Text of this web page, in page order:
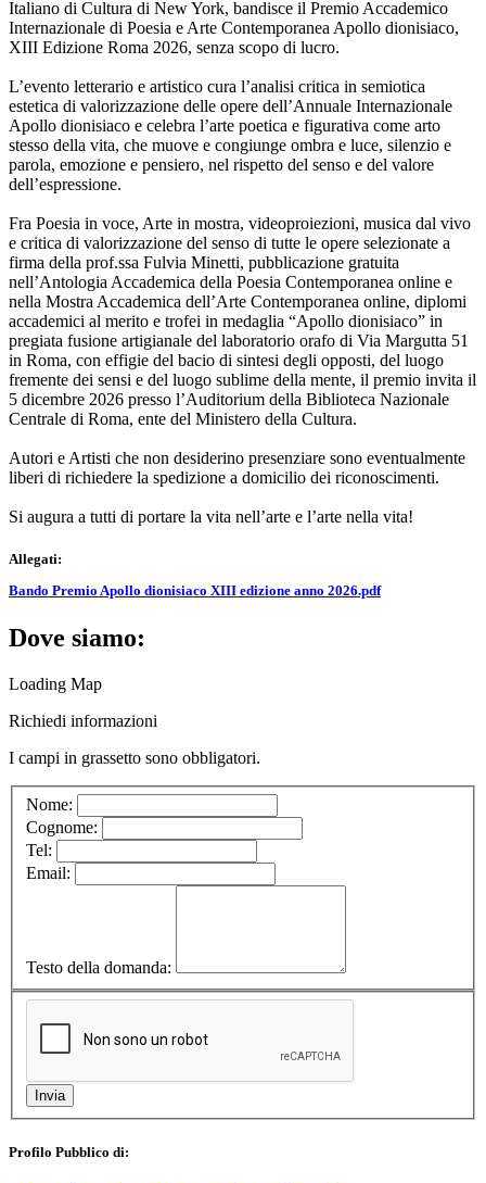
Italiano di Cultura di New York, bandisce il Premio Accademico
Internazionale di Poesia e Arte Contemporanea Apollo dionisiaco,
XIII Edizione Roma 2026, senza scopo di lucro.
L’evento letterario e artistico cura l’analisi critica in semiotica
estetica di valorizzazione delle opere dell’Annuale Internazionale
Apollo dionisiaco e celebra l’arte poetica e figurativa come arto
stesso della vita, che muove e congiunge ombra e luce, silenzio e
parola, emozione e pensiero, nel rispetto del senso e del valore
dell’espressione.
Fra Poesia in voce, Arte in mostra, videoproiezioni, musica dal vivo
e critica di valorizzazione del senso di tutte le opere selezionate a
firma della prof.ssa Fulvia Minetti, pubblicazione gratuita
nell’Antologia Accademica della Poesia Contemporanea online e
nella Mostra Accademica dell’Arte Contemporanea online, diplomi
accademici al merito e trofei in medaglia “Apollo dionisiaco” in
pregiata fusione artigianale del laboratorio orafo di Via Margutta 51
in Roma, con effigie del bacio di sintesi degli opposti, del luogo
fremente dei sensi e del luogo sublime della mente, il premio invita il
5 dicembre 2026 presso l’Auditorium della Biblioteca Nazionale
Centrale di Roma, ente del Ministero della Cultura.
Autori e Artisti che non desiderino presenziare sono eventualmente
liberi di richiedere la spedizione a domicilio dei riconoscimenti.
Si augura a tutti di portare la vita nell’arte e l’arte nella vita!
Allegati:
Bando Premio Apollo dionisiaco XIII edizione anno 2026.pdf
Dove siamo:
Loading Map
Richiedi informazioni
I campi in grassetto sono obbligatori.
Nome:
Cognome:
Tel:
Email:
Testo della domanda:
Profilo Pubblico di: